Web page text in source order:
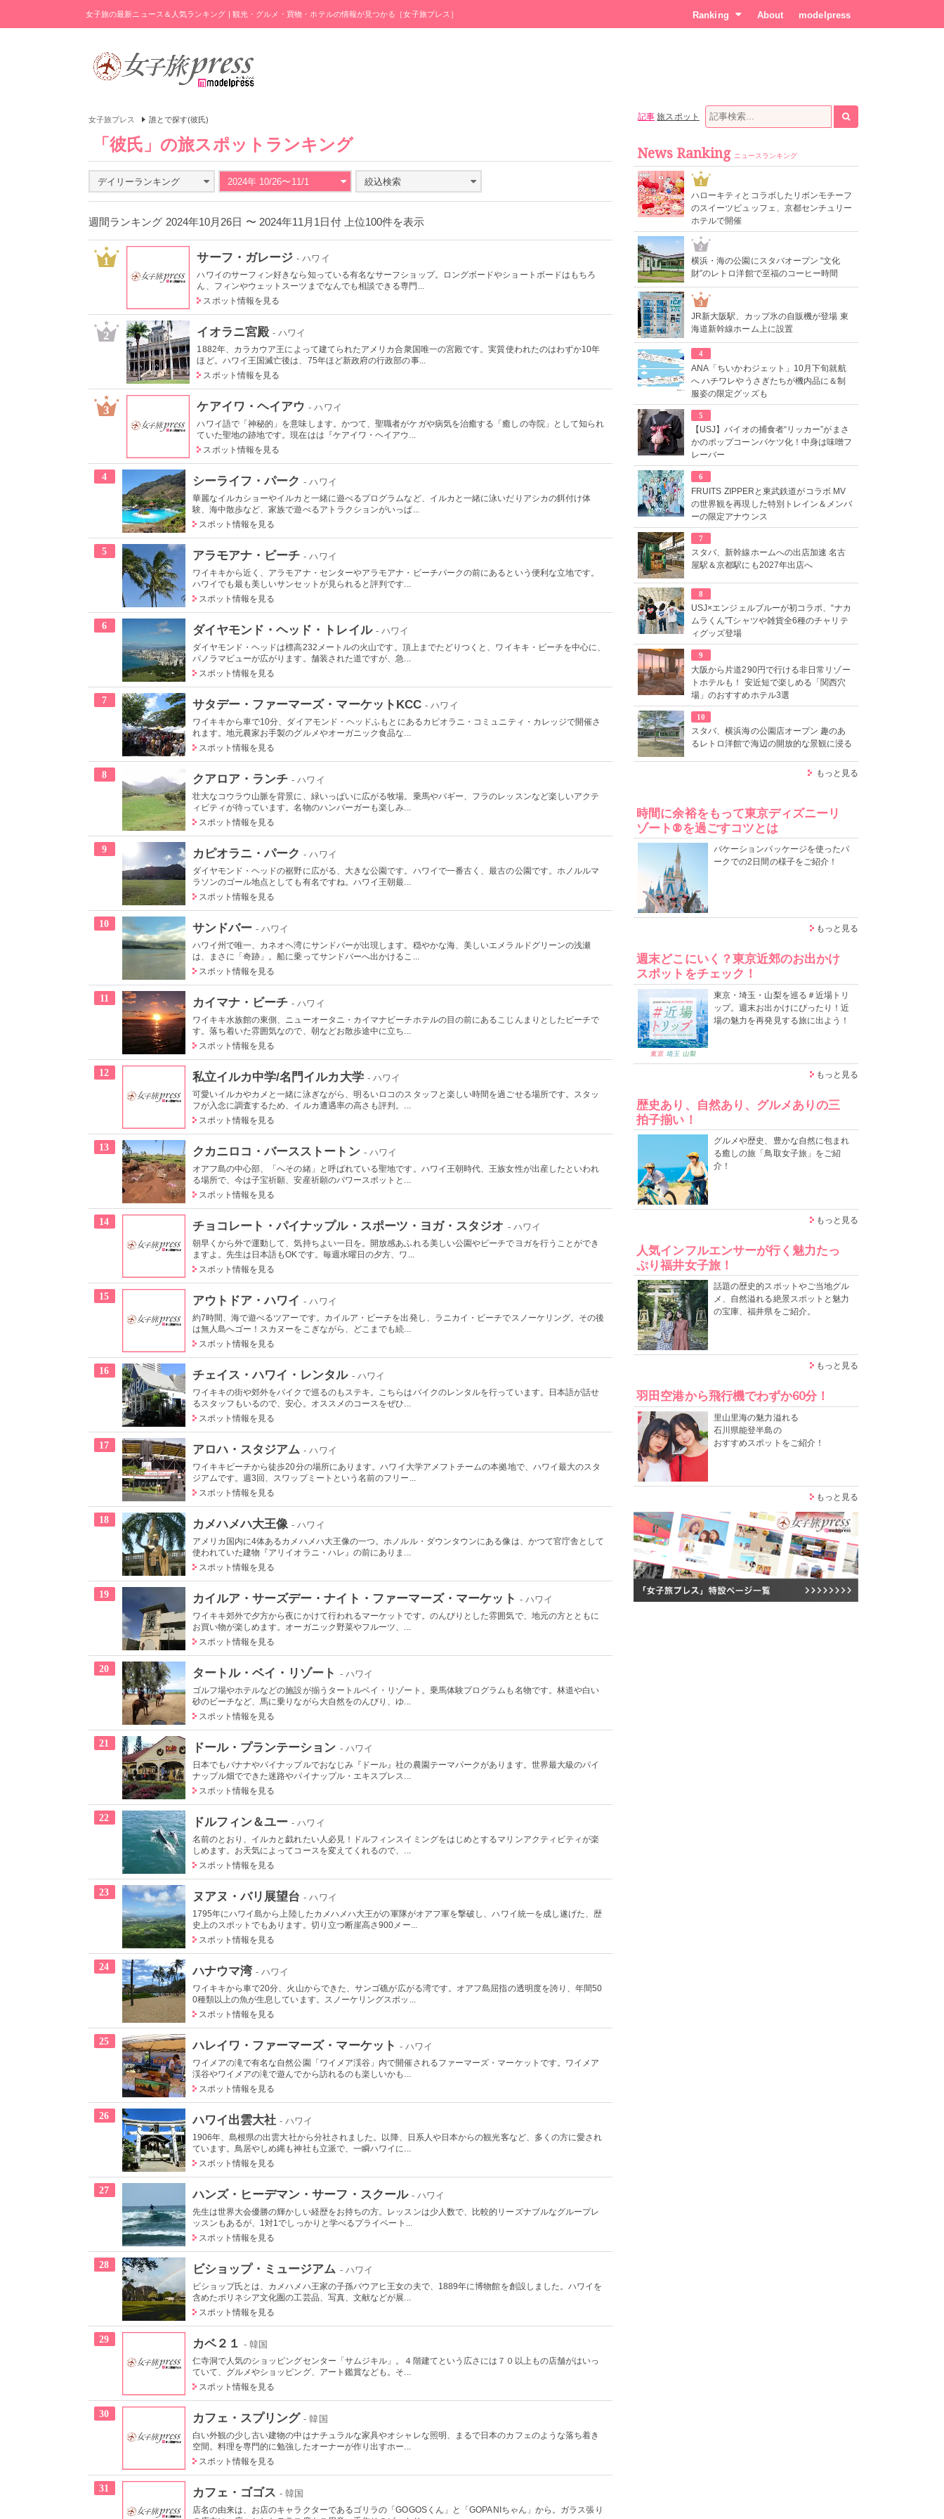
女子旅の最新ニュース＆人気ランキング | 観光・グルメ・買物・ホテルの情報が見つかる［女子旅プレス］ Ranking About modelpress
女子旅プレス 誰とで探す(彼氏)
「彼氏」の旅スポットランキング
デイリーランキング 2024年 10/26〜11/1 絞込検索
週間ランキング 2024年10月26日 〜 2024年11月1日付 上位100件を表示
1 サーフ・ガレージ - ハワイ
ハワイのサーフィン好きなら知っている有名なサーフショップ。ロングボードやショートボードはもちろ
ん、フィンやウェットスーツまでなんでも相談できる専門...
スポット情報を見る
2 イオラニ宮殿 - ハワイ
1882年、カラカウア王によって建てられたアメリカ合衆国唯一の宮殿です。実質使われたのはわずか10年
ほど。ハワイ王国滅亡後は、75年ほど新政府の行政部の事...
スポット情報を見る
3 ケアイワ・ヘイアウ - ハワイ
ハワイ語で「神秘的」を意味します。かつて、聖職者がケガや病気を治癒する「癒しの寺院」として知られ
ていた聖地の跡地です。現在はは『ケアイワ・ヘイアウ...
スポット情報を見る
4 シーライフ・パーク - ハワイ
華麗なイルカショーやイルカと一緒に遊べるプログラムなど、イルカと一緒に泳いだりアシカの餌付け体
験、海中散歩など、家族で遊べるアトラクションがいっぱ...
スポット情報を見る
5 アラモアナ・ビーチ - ハワイ
ワイキキから近く、アラモアナ・センターやアラモアナ・ビーチパークの前にあるという便利な立地です。
ハワイでも最も美しいサンセットが見られると評判です...
スポット情報を見る
6 ダイヤモンド・ヘッド・トレイル - ハワイ
ダイヤモンド・ヘッドは標高232メートルの火山です。頂上までたどりつくと、ワイキキ・ビーチを中心に、
パノラマビューが広がります。舗装された道ですが、急...
スポット情報を見る
7 サタデー・ファーマーズ・マーケットKCC - ハワイ
ワイキキから車で10分、ダイアモンド・ヘッドふもとにあるカピオラニ・コミュニティ・カレッジで開催さ
れます。地元農家お手製のグルメやオーガニック食品な...
スポット情報を見る
8 クアロア・ランチ - ハワイ
壮大なコウラウ山脈を背景に、緑いっぱいに広がる牧場。乗馬やバギー、フラのレッスンなど楽しいアクテ
ィビティが待っています。名物のハンバーガーも楽しみ...
スポット情報を見る
9 カピオラニ・パーク - ハワイ
ダイヤモンド・ヘッドの裾野に広がる、大きな公園です。ハワイで一番古く、最古の公園です。ホノルルマ
ラソンのゴール地点としても有名ですね。ハワイ王朝最...
スポット情報を見る
10 サンドバー - ハワイ
ハワイ州で唯一、カネオヘ湾にサンドバーが出現します。穏やかな海、美しいエメラルドグリーンの浅瀬
は、まさに「奇跡」。船に乗ってサンドバーへ出かけるこ...
スポット情報を見る
11 カイマナ・ビーチ - ハワイ
ワイキキ水族館の東側、ニューオータニ・カイマナビーチホテルの目の前にあるこじんまりとしたビーチで
す。落ち着いた雰囲気なので、朝などお散歩途中に立ち...
スポット情報を見る
12 私立イルカ中学/名門イルカ大学 - ハワイ
可愛いイルカやカメと一緒に泳ぎながら、明るいロコのスタッフと楽しい時間を過ごせる場所です。スタッ
フが入念に調査するため、イルカ遭遇率の高さも評判。...
スポット情報を見る
13 クカニロコ・バースストートン - ハワイ
オアフ島の中心部、「へその緒」と呼ばれている聖地です。ハワイ王朝時代、王族女性が出産したといわれ
る場所で、今は子宝祈願、安産祈願のパワースポットと...
スポット情報を見る
14 チョコレート・パイナップル・スポーツ・ヨガ・スタジオ - ハワイ
朝早くから外で運動して、気持ちよい一日を。開放感あふれる美しい公園やビーチでヨガを行うことができ
ますよ。先生は日本語もOKです。毎週水曜日の夕方、ワ...
スポット情報を見る
15 アウトドア・ハワイ - ハワイ
約7時間、海で遊べるツアーです。カイルア・ビーチを出発し、ラニカイ・ビーチでスノーケリング。その後
は無人島へゴー！スカヌーをこぎながら、どこまでも続...
スポット情報を見る
16 チェイス・ハワイ・レンタル - ハワイ
ワイキキの街や郊外をバイクで巡るのもステキ。こちらはバイクのレンタルを行っています。日本語が話せ
るスタッフもいるので、安心。オススメのコースをぜひ...
スポット情報を見る
17 アロハ・スタジアム - ハワイ
ワイキキビーチから徒歩20分の場所にあります。ハワイ大学アメフトチームの本拠地で、ハワイ最大のスタ
ジアムです。週3回、スワップミートという名前のフリー...
スポット情報を見る
18 カメハメハ大王像 - ハワイ
アメリカ国内に4体あるカメハメハ大王像の一つ。ホノルル・ダウンタウンにある像は、かつて官庁舎として
使われていた建物『アリイオラニ・ハレ』の前にありま...
スポット情報を見る
19 カイルア・サーズデー・ナイト・ファーマーズ・マーケット - ハワイ
ワイキキ郊外で夕方から夜にかけて行われるマーケットです。のんびりとした雰囲気で、地元の方とともに
お買い物が楽しめます。オーガニック野菜やフルーツ、...
スポット情報を見る
20 タートル・ベイ・リゾート - ハワイ
ゴルフ場やホテルなどの施設が揃うタートルベイ・リゾート。乗馬体験プログラムも名物です。林道や白い
砂のビーチなど、馬に乗りながら大自然をのんびり、ゆ...
スポット情報を見る
21 ドール・プランテーション - ハワイ
日本でもバナナやパイナップルでおなじみ『ドール』社の農園テーマパークがあります。世界最大級のパイ
ナップル畑でできた迷路やパイナップル・エキスプレス...
スポット情報を見る
22 ドルフィン＆ユー - ハワイ
名前のとおり、イルカと戯れたい人必見！ドルフィンスイミングをはじめとするマリンアクティビティが楽
しめます。お天気によってコースを変えてくれるので、...
スポット情報を見る
23 ヌアヌ・バリ展望台 - ハワイ
1795年にハワイ島から上陸したカメハメハ大王がの軍隊がオアフ軍を撃破し、ハワイ統一を成し遂げた、歴
史上のスポットでもあります。切り立つ断崖高さ900メー...
スポット情報を見る
24 ハナウマ湾 - ハワイ
ワイキキから車で20分、火山からできた、サンゴ礁が広がる湾です。オアフ島屈指の透明度を誇り、年間50
0種類以上の魚が生息しています。スノーケリングスポッ...
スポット情報を見る
25 ハレイワ・ファーマーズ・マーケット - ハワイ
ワイメアの滝で有名な自然公園「ワイメア渓谷」内で開催されるファーマーズ・マーケットです。ワイメア
渓谷やワイメアの滝で遊んでから訪れるのも楽しいかも...
スポット情報を見る
26 ハワイ出雲大社 - ハワイ
1906年、島根県の出雲大社から分社されました。以降、日系人や日本からの観光客など、多くの方に愛され
ています。鳥居やしめ縄も神社も立派で、一瞬ハワイに...
スポット情報を見る
27 ハンズ・ヒーデマン・サーフ・スクール - ハワイ
先生は世界大会優勝の輝かしい経歴をお持ちの方。レッスンは少人数で、比較的リーズナブルなグループレ
ッスンもあるが、1対1でしっかりと学べるプライベート...
スポット情報を見る
28 ビショップ・ミュージアム - ハワイ
ビショップ氏とは、カメハメハ王家の子孫パウアヒ王女の夫で、1889年に博物館を創設しました。ハワイを
含めたポリネシア文化圏の工芸品、写真、文献などが展...
スポット情報を見る
29 カベ２１ - 韓国
仁寺洞で人気のショッピングセンター「サムジキル」。４階建てという広さには７０以上もの店舗がはいっ
ていて、グルメやショッピング、アート鑑賞なども。そ...
スポット情報を見る
30 カフェ・スプリング - 韓国
白い外観の少し古い建物の中はナチュラルな家具やオシャレな照明、まるで日本のカフェのような落ち着き
空間。料理を専門的に勉強したオーナーが作り出すホー...
スポット情報を見る
31 カフェ・ゴゴス - 韓国
店名の由来は、お店のキャラクターであるゴリラの「GOGOSくん」と「GOPANIちゃん」から。ガラス張り
記事 旅スポット
News Ranking ニュースランキング
1
ハローキティとコラボしたリボンモチーフ
のスイーツビュッフェ、京都センチュリー
ホテルで開催
2
横浜・海の公園にスタバオープン “文化
財”のレトロ洋館で至福のコーヒー時間
3
JR新大阪駅、カップ氷の自販機が登場 東
海道新幹線ホーム上に設置
4
ANA「ちいかわジェット」10月下旬就航
へ ハチワレやうさぎたちが機内品に＆制
服姿の限定グッズも
5
【USJ】バイオの捕食者“リッカー”がまさ
かのポップコーンバケツ化！中身は味噌フ
レーバー
6
FRUITS ZIPPERと東武鉄道がコラボ MV
の世界観を再現した特別トレイン＆メンバ
ーの限定アナウンス
7
スタバ、新幹線ホームへの出店加速 名古
屋駅＆京都駅にも2027年出店へ
8
USJ×エンジェルブルーが初コラボ、“ナカ
ムラくん”Tシャツや雑貨全6種のチャリテ
ィグッズ登場
9
大阪から片道290円で行ける非日常リゾー
トホテルも！ 安近短で楽しめる「関西穴
場」のおすすめホテル3選
10
スタバ、横浜海の公園店オープン 趣のあ
るレトロ洋館で海辺の開放的な景観に浸る
もっと見る
時間に余裕をもって東京ディズニーリ
ゾート®を過ごすコツとは
バケーションパッケージを使ったパ
ークでの2日間の様子をご紹介！
もっと見る
週末どこにいく？東京近郊のお出かけ
スポットをチェック！
東京・埼玉・山梨を巡る＃近場トリ
ップ。週末お出かけにぴったり！近
場の魅力を再発見する旅に出よう！
もっと見る
歴史あり、自然あり、グルメありの三
拍子揃い！
グルメや歴史、豊かな自然に包まれ
る癒しの旅「鳥取女子旅」をご紹
介！
もっと見る
人気インフルエンサーが行く魅力たっ
ぷり福井女子旅！
話題の歴史的スポットやご当地グル
メ、自然溢れる絶景スポットと魅力
の宝庫、福井県をご紹介。
もっと見る
羽田空港から飛行機でわずか60分！
里山里海の魅力溢れる
石川県能登半島の
おすすめスポットをご紹介！
もっと見る